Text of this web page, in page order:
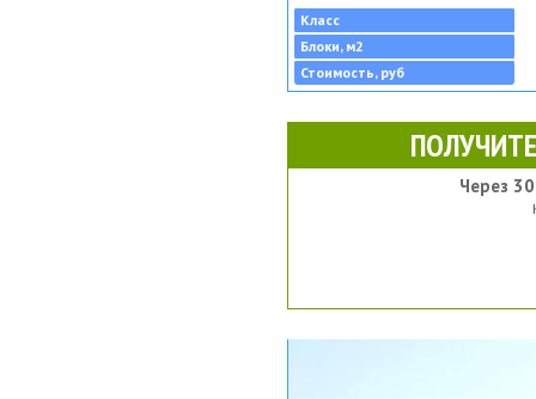
Класс
Блоки, м2
Стоимость, руб
Через